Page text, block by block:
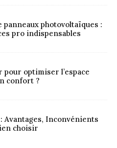
panneaux photovoltaïques :
pro indispensables
pour optimiser l’espace
confort ?
Avantages, Inconvénients
choisir